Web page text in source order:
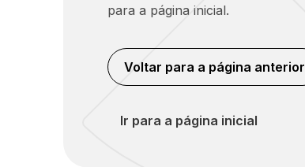
para a página inicial.
Voltar para a página anterior
Ir para a página inicial